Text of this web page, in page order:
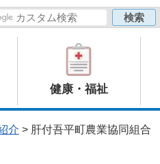
健康・福祉
介 > 肝付吾平町農業協同組合